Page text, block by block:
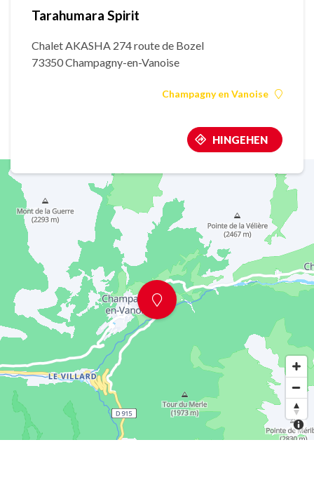
Tarahumara Spirit
Chalet AKASHA 274 route de Bozel
73350 Champagny-en-Vanoise
Champagny en Vanoise
HINGEHEN